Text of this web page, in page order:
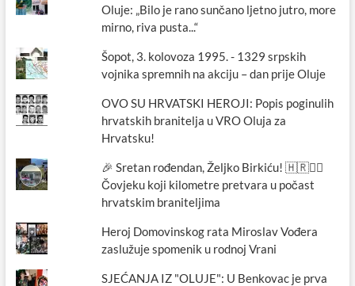
Oluje: „Bilo je rano sunčano ljetno jutro, more
mirno, riva pusta...“
Šopot, 3. kolovoza 1995. - 1329 srpskih
vojnika spremnih na akciju – dan prije Oluje
OVO SU HRVATSKI HEROJI: Popis poginulih
hrvatskih branitelja u VRO Oluja za
Hrvatsku!
🎉 Sretan rođendan, Željko Birkiću! 🇭🇷🏃‍♂️
Čovjeku koji kilometre pretvara u počast
hrvatskim braniteljima
Heroj Domovinskog rata Miroslav Vođera
zaslužuje spomenik u rodnoj Vrani
SJEĆANJA IZ "OLUJE": U Benkovac je prva